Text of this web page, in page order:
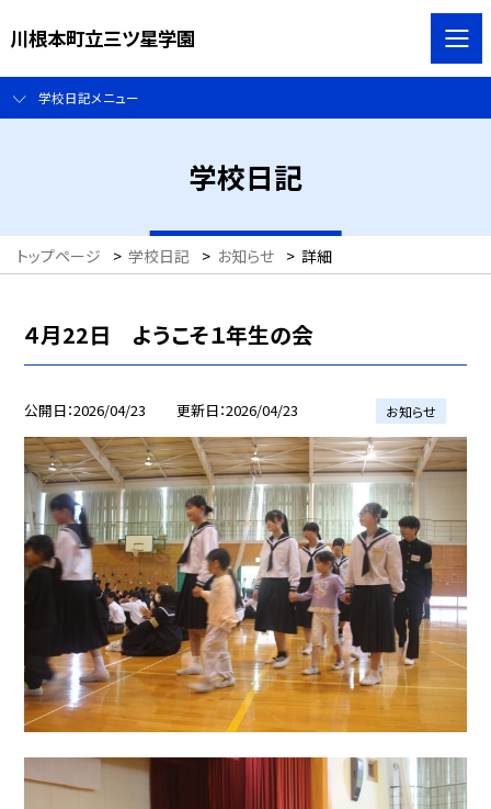
川根本町立三ツ星学園
学校日記メニュー
学校日記
トップページ > 学校日記 > お知らせ > 詳細
４月22日 ようこそ１年生の会
公開日 2026/04/23 更新日 2026/04/23 お知らせ